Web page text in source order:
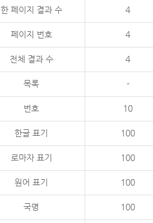
한 페이지 결과 수 4
페이지 번호 4
전체 결과 수 4
목록 -
번호 10
한글 표기 100
로마자 표기 100
원어 표기 100
국명 100